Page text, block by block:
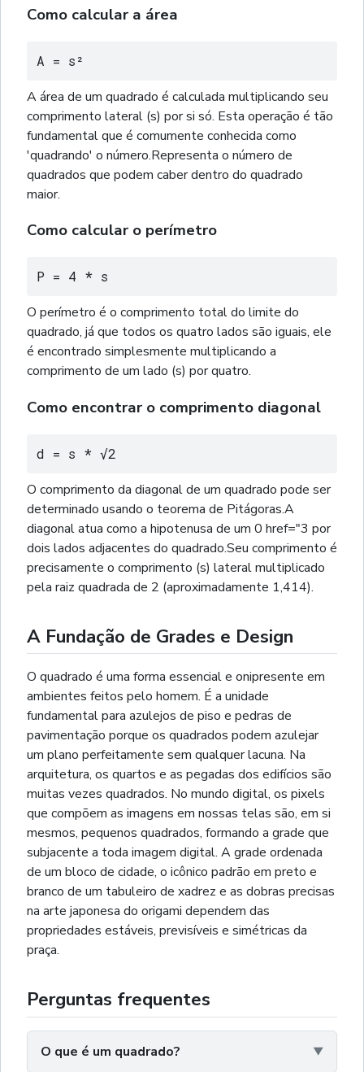
Como calcular a área
A = s²
A área de um quadrado é calculada multiplicando seu
comprimento lateral (s) por si só. Esta operação é tão
fundamental que é comumente conhecida como
'quadrando' o número.Representa o número de
quadrados que podem caber dentro do quadrado
maior.
Como calcular o perímetro
P = 4 * s
O perímetro é o comprimento total do limite do
quadrado, já que todos os quatro lados são iguais, ele
é encontrado simplesmente multiplicando a
comprimento de um lado (s) por quatro.
Como encontrar o comprimento diagonal
d = s * √2
O comprimento da diagonal de um quadrado pode ser
determinado usando o teorema de Pitágoras.A
diagonal atua como a hipotenusa de um 0 href="3 por
dois lados adjacentes do quadrado.Seu comprimento é
precisamente o comprimento (s) lateral multiplicado
pela raiz quadrada de 2 (aproximadamente 1,414).
A Fundação de Grades e Design
O quadrado é uma forma essencial e onipresente em
ambientes feitos pelo homem. É a unidade
fundamental para azulejos de piso e pedras de
pavimentação porque os quadrados podem azulejar
um plano perfeitamente sem qualquer lacuna. Na
arquitetura, os quartos e as pegadas dos edifícios são
muitas vezes quadrados. No mundo digital, os pixels
que compõem as imagens em nossas telas são, em si
mesmos, pequenos quadrados, formando a grade que
subjacente a toda imagem digital. A grade ordenada
de um bloco de cidade, o icônico padrão em preto e
branco de um tabuleiro de xadrez e as dobras precisas
na arte japonesa do origami dependem das
propriedades estáveis, previsíveis e simétricas da
praça.
Perguntas frequentes
O que é um quadrado?